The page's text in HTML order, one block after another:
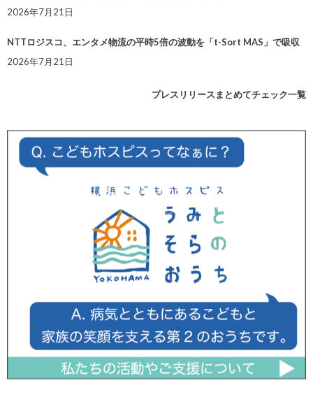
2026年7月21日
NTTロジスコ、エンタメ物流の平時5倍の波動を「t-Sort MAS」で吸収
2026年7月21日
プレスリリースまとめてチェック一覧